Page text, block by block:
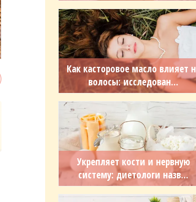
Как касторовое масло влияет
волосы: исследован...
Укрепляет кости и нервную
систему: диетологи назв...